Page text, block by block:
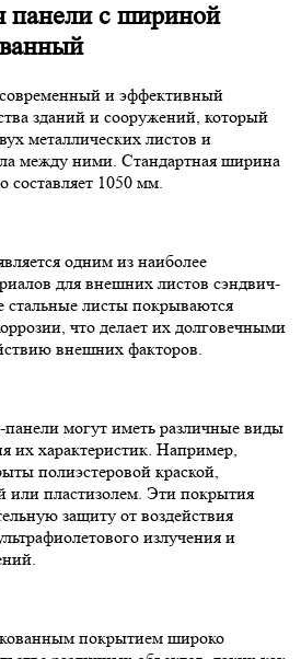
панели с шириной
и эффективный
зданий и сооружений, который
металлических листов и
между ними. Стандартная ширина
составляет 1050 мм.
одним из наиболее
для внешних листов сэндвич-
листы покрываются
что делает их долговечными
внешних факторов.
могут иметь различные виды
их характеристик. Например,
полиэстеровой краской,
или пластизолем. Эти покрытия
защиту от воздействия
излучения и
покрытием широко